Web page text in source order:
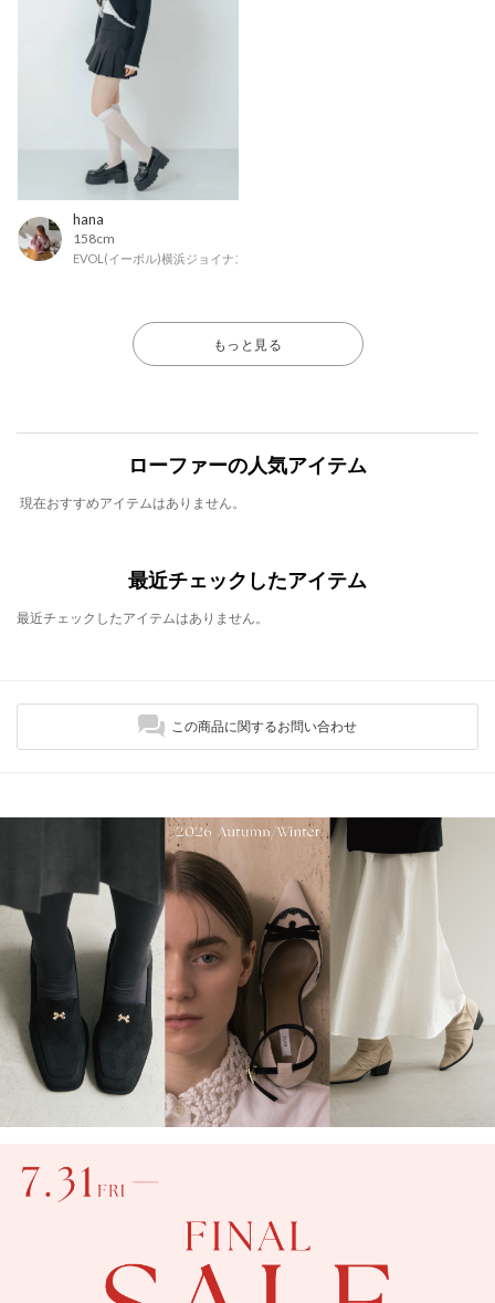
hana
158cm
EVOL(イーボル)横浜ジョイナス店
もっと見る
ローファーの人気アイテム
現在おすすめアイテムはありません。
最近チェックしたアイテム
最近チェックしたアイテムはありません。
この商品に関するお問い合わせ